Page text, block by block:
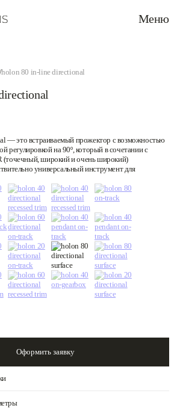
holon 80 in-line directional
— это встраиваемый прожектор с возможностью
регулировкой на 90º, который в сочетании с
(точечный, широкий и очень широкий)
универсальный инструмент для
Оформить заявку